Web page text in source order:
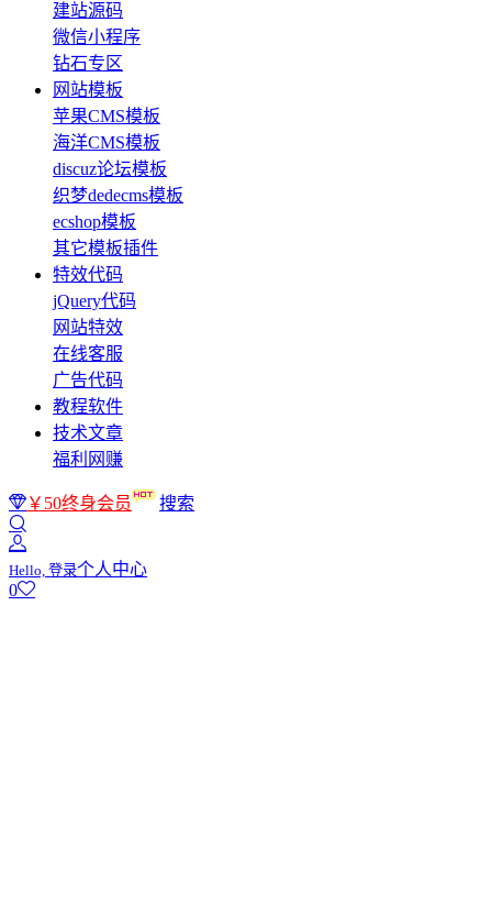
建站源码
微信小程序
钻石专区
网站模板
苹果CMS模板
海洋CMS模板
discuz论坛模板
织梦dedecms模板
ecshop模板
其它模板插件
特效代码
jQuery代码
网站特效
在线客服
广告代码
教程软件
技术文章
福利网赚
￥50终身会员 搜索
Hello, 登录个人中心
0